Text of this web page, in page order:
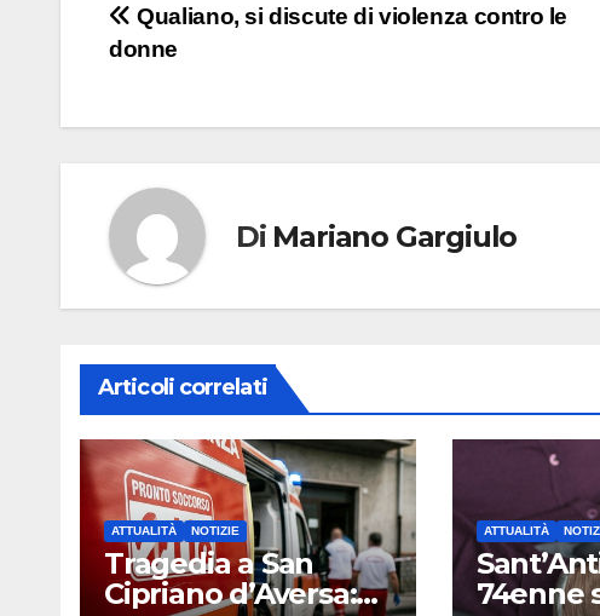
Navigazione
Qualiano, si discute di violenza contro le
donne
Di Mariano Gargiulo
Articoli correlati
ATTUALITÀ NOTIZIE
Tragedia a San
Cipriano d’Aversa:
ATTUALITÀ
74enne